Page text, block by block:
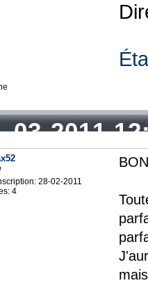
03-2011
28-02-2011
4